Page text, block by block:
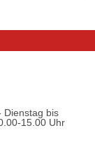
Dienstag bis
15.00 Uhr